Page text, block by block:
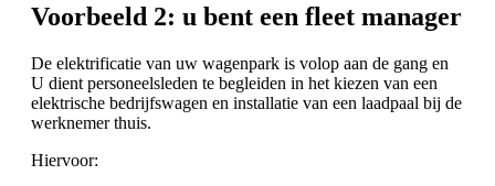
Voorbeeld 2: u bent een fleet manager
De elektrificatie van uw wagenpark is volop aan de gang en
U dient personeelsleden te begleiden in het kiezen van een
elektrische bedrijfswagen en installatie van een laadpaal bij de
werknemer thuis.
Hiervoor: